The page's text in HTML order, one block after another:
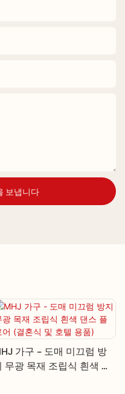
보냅니다
가구 - 도매 미끄럼 방
무광 목재 조립식 흰색 댄